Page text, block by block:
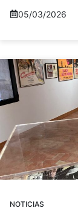
05/03/2026
NOTICIAS